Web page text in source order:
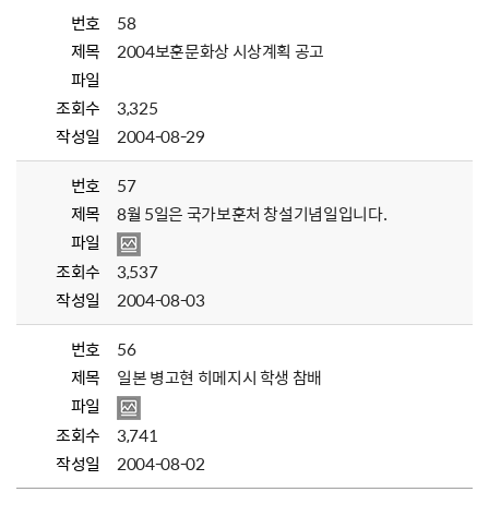
번호
58
제목
2004보훈문화상 시상계획 공고
파일
조회수
3,325
작성일
2004-08-29
번호
57
제목
8월 5일은 국가보훈처 창설기념일입니다.
파일
조회수
3,537
작성일
2004-08-03
번호
56
제목
일본 병고현 히메지시 학생 참배
파일
조회수
3,741
작성일
2004-08-02